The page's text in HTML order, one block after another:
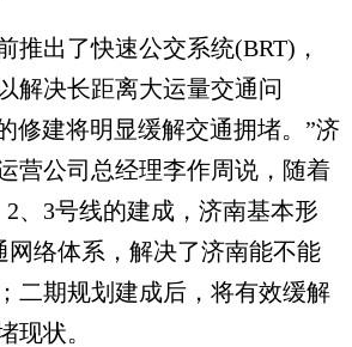
出了快速公交系统(BRT)，
解决长距离大运量交通问
修建将明显缓解交通拥堵。”济
营公司总经理李作周说，随着
、3号线的建成，济南基本形
网络体系，解决了济南能不能
二期规划建成后，将有效缓解
现状。